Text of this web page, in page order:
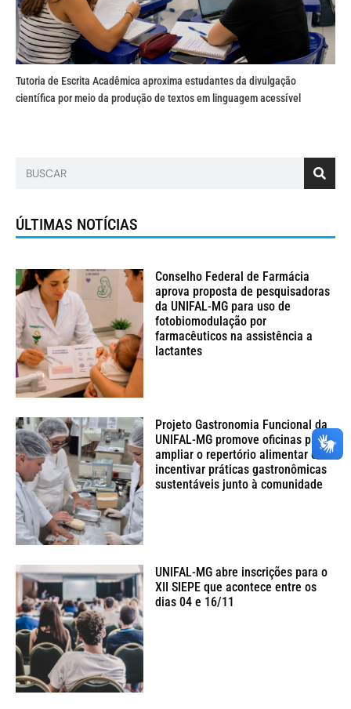
Tutoria de Escrita Acadêmica aproxima estudantes da divulgação
científica por meio da produção de textos em linguagem acessível
ÚLTIMAS NOTÍCIAS
Conselho Federal de Farmácia
aprova proposta de pesquisadoras
da UNIFAL-MG para uso de
fotobiomodulação por
farmacêuticos na assistência a
lactantes
Projeto Gastronomia Funcional da
UNIFAL-MG promove oficinas para
ampliar o repertório alimentar e
incentivar práticas gastronômicas
sustentáveis junto à comunidade
UNIFAL-MG abre inscrições para o
XII SIEPE que acontece entre os
dias 04 e 16/11